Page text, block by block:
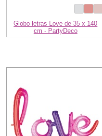
Globo letras Love de 35 x 140
cm - PartyDeco